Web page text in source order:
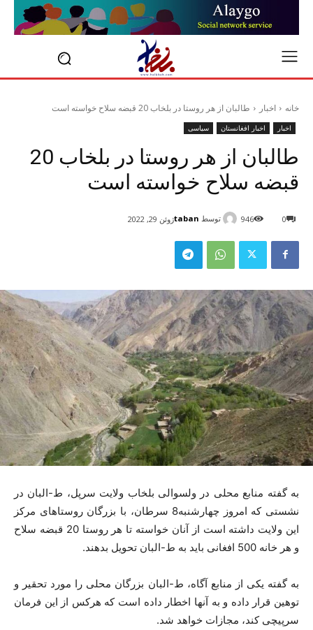
خانه اخبار طالبان از هر روستا در بلخاب 20 قبضه سلاح خواسته است
اخبار اخبار افغانستان سیاسی
طالبان از هر روستا در بلخاب 20
قبضه سلاح خواسته است
توسط tabanژوئن 29, 2022 0
946
به گفته منابع محلی در ولسوالی بلخاب ولایت سرپل، ط-البان در
نشستی که امروز چهارشنبه8 سرطان، با بزرگان روستاهای مرکز
این ولایت داشته است از آنان خواسته تا هر روستا 20 قبضه سلاح
و هر خانه 500 افغانی باید به ط-البان تحویل بدهند.
به گفته یکی از منابع آگاه، ط-البان بزرگان محلی را مورد تحقیر و
توهین قرار داده و به آنها اخطار داده است که هرکس از این فرمان
سرپیچی کند، مجازات خواهد شد.